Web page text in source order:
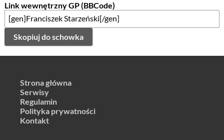
Link wewnętrzny GP (BBCode)
Skopiuj do schowka
Strona główna
Serwisy
Regulamin
Polityka prywatności
Kontakt